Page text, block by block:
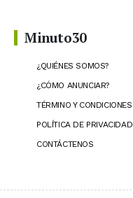
Minuto30
¿QUIÉNES SOMOS?
¿CÓMO ANUNCIAR?
TÉRMINO Y CONDICIONES
POLÍTICA DE PRIVACIDAD
CONTÁCTENOS